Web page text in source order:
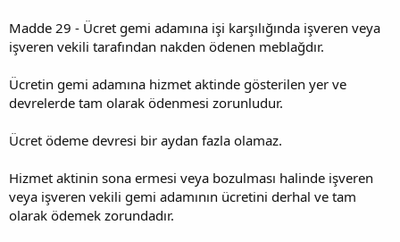
Madde 29 - Ücret gemi adamına işi karşılığında işveren veya
işveren vekili tarafından nakden ödenen meblağdır.
Ücretin gemi adamına hizmet aktinde gösterilen yer ve
devrelerde tam olarak ödenmesi zorunludur.
Ücret ödeme devresi bir aydan fazla olamaz.
Hizmet aktinin sona ermesi veya bozulması halinde işveren
veya işveren vekili gemi adamının ücretini derhal ve tam
olarak ödemek zorundadır.